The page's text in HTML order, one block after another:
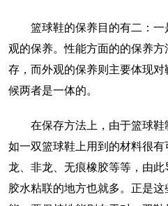
篮球鞋的保养目的有二：
观的保养。性能方面的的保养
存，而外观的保养则主要体现
候两者是一体的。
在保存方法上，由于篮球
如一双篮球鞋上用到的材料很
龙、非龙、无痕橡胶等等，由此
胶水粘联的地方也就多。正是